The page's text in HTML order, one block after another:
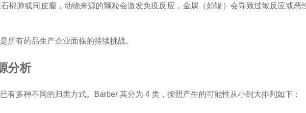
棉肺或间皮瘤，动物来源的颗粒会激发免疫反应，金属（如镍）会导致过敏反应或恶
所有药品生产企业面临的持续挑战。
分析
有多种不同的归类方式。Barber 其分为 4 类，按照产生的可能性从小到大排列如下：